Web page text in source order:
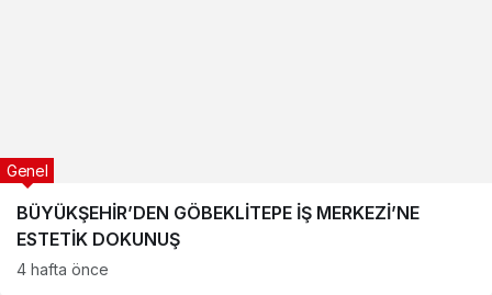
BÜYÜKŞEHİR’DEN GÖBEKLİTEPE İŞ MERKEZİ’NE
ESTETİK DOKUNUŞ
Genel
4 hafta önce